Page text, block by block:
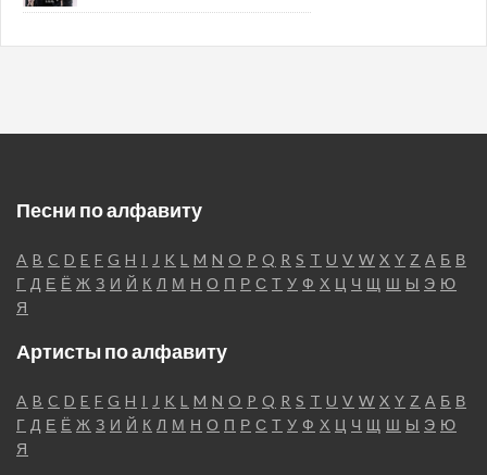
Песни по алфавиту
A B C D E F G H I J K L M N O P Q R S T U V W X Y Z А Б В
Г Д Е Ё Ж З И Й К Л М Н О П Р С Т У Ф Х Ц Ч Щ Ш Ы Э Ю
Я
Артисты по алфавиту
A B C D E F G H I J K L M N O P Q R S T U V W X Y Z А Б В
Г Д Е Ё Ж З И Й К Л М Н О П Р С Т У Ф Х Ц Ч Щ Ш Ы Э Ю
Я